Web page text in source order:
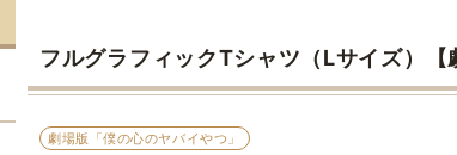
フルグラフィックTシャツ（Lサイズ）【
劇場版「僕の心のヤバイやつ」